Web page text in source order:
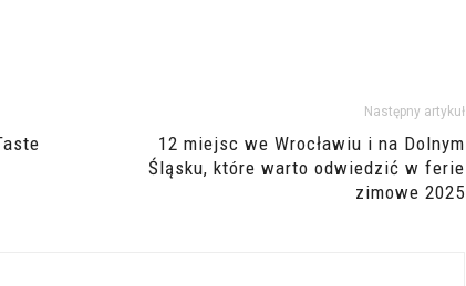
Następny artykuł
12 miejsc we Wrocławiu i na Dolnym
Śląsku, które warto odwiedzić w ferie
zimowe 2025